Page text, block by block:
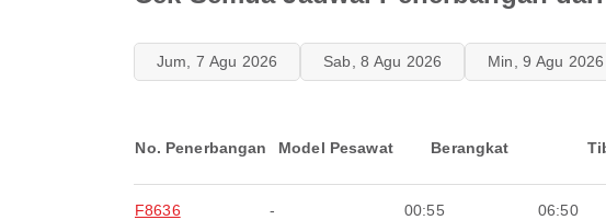
Jum, 7 Agu 2026 Sab, 8 Agu 2026 Min, 9 Agu 2026
No. Penerbangan Model Pesawat Berangkat
F8636 - 00:55 06:50